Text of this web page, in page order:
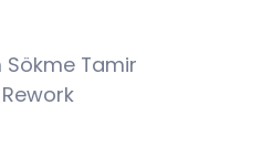
Sökme Tamir